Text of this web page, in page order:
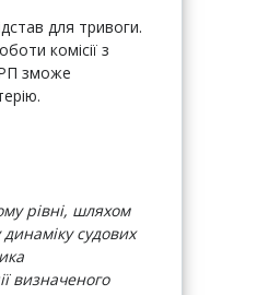
для тривоги.
комісії з
зможе
рівні, шляхом
судових
визначеного